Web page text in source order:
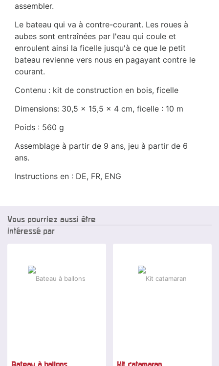
assembler.
Le bateau qui va à contre-courant. Les roues à
aubes sont entraînées par l'eau qui coule et
enroulent ainsi la ficelle jusqu'à ce que le petit
bateau revienne vers nous en pagayant contre le
courant.
Contenu : kit de construction en bois, ficelle
Dimensions: 30,5 x 15,5 x 4 cm, ficelle : 10 m
Poids : 560 g
Assemblage à partir de 9 ans, jeu à partir de 6
ans.
Instructions en : DE, FR, ENG
Vous pourriez aussi être
intéressé par